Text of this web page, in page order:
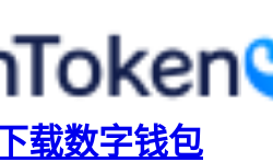
载数字钱包